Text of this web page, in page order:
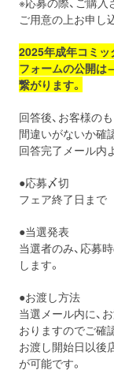
ご用意の上お申し
2025年成年コミ
フォームの公開は
繋がります。
回答後、お客様の
間違いがないか確
回答完了メール内
●応募〆切
フェア終了日まで
●当選発表
当選者のみ、応募
します。
●お渡し方法
当選メール内に、
おりますのでご確
お渡し開始日以後
が可能です。